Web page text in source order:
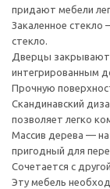
придают мебели
Закаленное стекло
стекло.
Дверцы
интегрированным
Прочную
Скандинавский
позволяет легко
Массив дерева —
пригодный для
Сочетается с
Эту мебель